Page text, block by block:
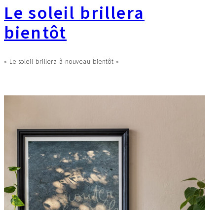
Le soleil brillera
bientôt
« Le soleil brillera à nouveau bientôt «